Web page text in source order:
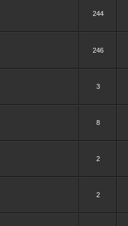
244
246
3
8
2
2